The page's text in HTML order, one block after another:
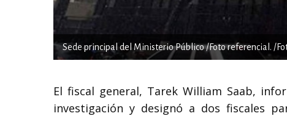
Sede principal del Ministerio Público /Foto referencial. /
El fiscal general, Tarek William Saab,
investigación y designó a dos fiscales